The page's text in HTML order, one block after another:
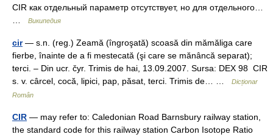
CIR как отдельный параметр отсутствует, но для отдельного…
Википедия
cir— s.n. (reg.) Zeamă (îngroşată) scoasă din mămăliga care
fierbe, înainte de a fi mestecată (şi care se mănâncă separat);
terci. – Din ucr. čyr. Trimis de hai, 13.09.2007. Sursa: DEX 98 CIR
s. v. cârcel, cocă, lipici, pap, păsat, terci. Trimis de… …
Dicționar
Român
CIR — may refer to: Caledonian Road Barnsbury railway station,
the standard code for this railway station Carbon Isotope Ratio